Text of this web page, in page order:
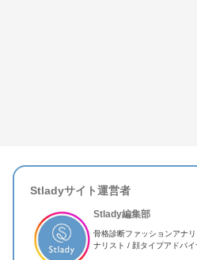
Stladyサイト運営者
Stlady編集部
骨格診断ファッションアナ
ナリスト / 顔タイプアドバイ